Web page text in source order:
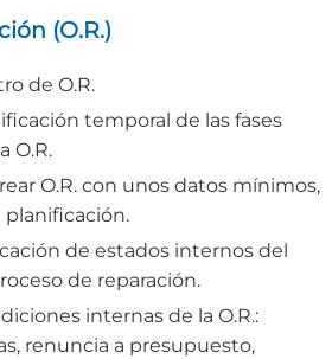
(O.R.)
de O.R.
temporal de las fases
O.R.
O.R. con unos datos mínimos,
planificación.
de estados internos del
de reparación.
internas de la O.R.:
renuncia a presupuesto,